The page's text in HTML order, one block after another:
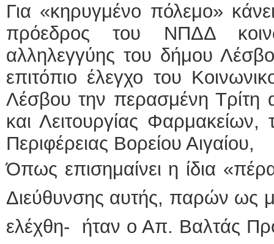
Για «κηρυγμένο πόλεμο»
πρόεδρος του ΝΠΔΔ
αλληλεγγύης του δήμου
επιτόπιο έλεγχο του
Λέσβου την περασμένη Τρίτη
και Λειτουργίας Φαρμακείων,
Περιφέρειας Βορείου Αιγαίου,
Όπως επισημαίνει η ίδια
Διεύθυνσης αυτής, παρών ως
ελέχθη- ήταν ο Απ. Βαλτάς